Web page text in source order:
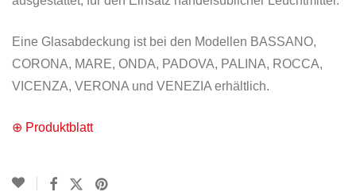
Eine Glasabdeckung ist bei den Modellen BASSANO,
CORONA, MARE, ONDA, PADOVA, PALINA, ROCCA,
VICENZA, VERONA und VENEZIA erhältlich.
⊕ Produktblatt